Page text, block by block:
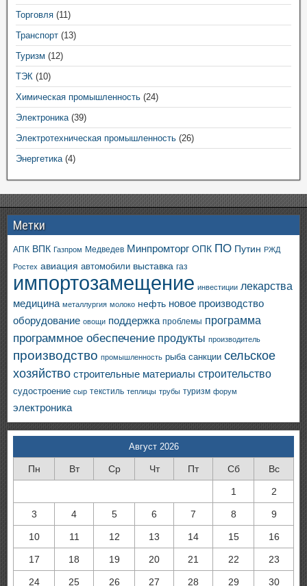
Торговля (11)
Транспорт (13)
Туризм (12)
ТЭК (10)
Химическая промышленность (24)
Электроника(39)
Электротехническая промышленность (26)
Энергетика(4)
Метки
АПК ВПК Газпром Медведев Минпромторг ОПК ПО Путин РЖД
Ростех авиация автомобили выставка газ
импортозамещение инвестиции лекарства
медицина металлургия молоко нефть новое производство
оборудование овощи поддержка проблемы программа
программное обеспечение продукты производитель
производство промышленность рыба санкции сельское
хозяйство строительные материалы строительство
судостроение сыр текстиль теплицы трубы туризм форум
электроника
Август 2026
Пн Вт Ср Чт Пт Сб Вс
1 2
3 4 5 6 7 8 9
10 11 12 13 14 15 16
17 18 19 20 21 22 23
24 25 26 27 28 29 30